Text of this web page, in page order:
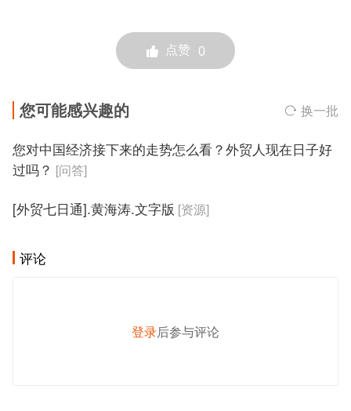
点赞 0
您可能感兴趣的 换一批
您对中国经济接下来的走势怎么看？外贸人现在日子好
过吗？ [问答]
[外贸七日通].黄海涛.文字版 [资源]
评论
登录后参与评论